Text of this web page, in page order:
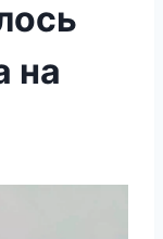
на